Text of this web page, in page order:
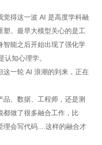
觉得这一波 AI 是高度学科融
塑。最早大模型关心的是工
智能之后开始出现了强化学
认知心理学。
这一轮 AI 浪潮的到来，正在
、数据、工程师，还是测
都做了很多融合工作，比
理会写代码....这样的融合才